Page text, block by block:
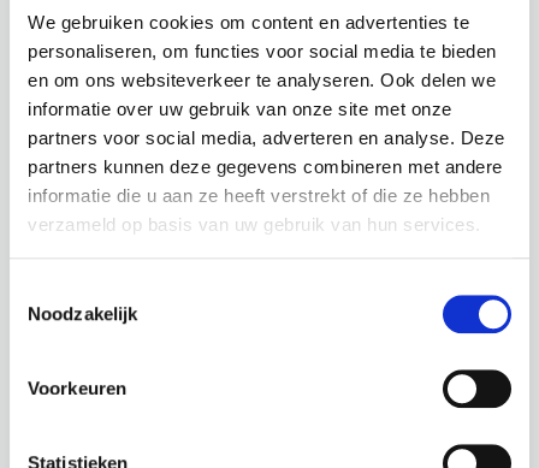
We gebruiken cookies om content en advertenties te
personaliseren, om functies voor social media te bieden
en om ons websiteverkeer te analyseren. Ook delen we
informatie over uw gebruik van onze site met onze
partners voor social media, adverteren en analyse. Deze
partners kunnen deze gegevens combineren met andere
informatie die u aan ze heeft verstrekt of die ze hebben
verzameld op basis van uw gebruik van hun services.
Noodzakelijk
Voorkeuren
Statistieken
Onze aanpak
Bij Modoc koppelen we leren en ontwikkelen aan
daadwerkelijke impact. We zorgen dat trainingen,
coaching en programma’s direct toepasbaar zijn in de
dagelijkse praktijk.
Leiderschapsontwikkeling
inzicht, de vaardigheden en het vertrouwen om
richting te geven, keuzes te maken en hun team
Teamontwikkeling en samenwerking
We versterken de samenwerking, communicatie